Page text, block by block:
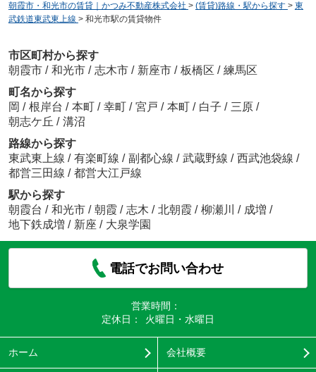
朝霞市・和光市の賃貸｜かつみ不動産株式会社 > (賃貸)路線・駅から探す > 東
武鉄道東武東上線 > 和光市駅の賃貸物件
市区町村から探す
朝霞市 / 和光市 / 志木市 / 新座市 / 板橋区 / 練馬区
町名から探す
岡 / 根岸台 / 本町 / 幸町 / 宮戸 / 本町 / 白子 / 三原 /
朝志ケ丘 / 溝沼
路線から探す
東武東上線 / 有楽町線 / 副都心線 / 武蔵野線 / 西武池袋線 /
都営三田線 / 都営大江戸線
駅から探す
朝霞台 / 和光市 / 朝霞 / 志木 / 北朝霞 / 柳瀬川 / 成増 /
地下鉄成増 / 新座 / 大泉学園
電話でお問い合わせ
営業時間：
定休日：
火曜日・水曜日
ホーム 会社概要